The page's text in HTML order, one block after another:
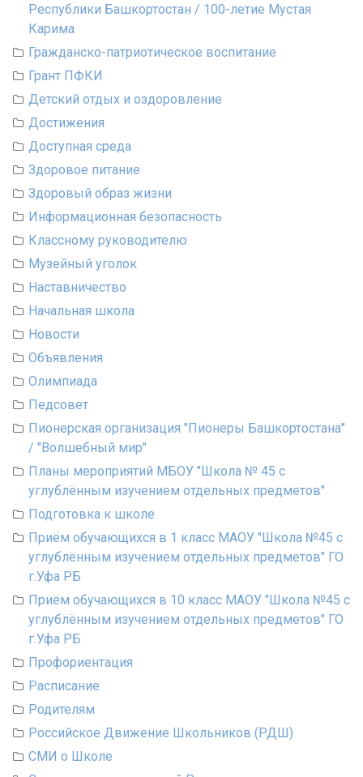
Республики Башкортостан / 100-летие Мустая
Карима
Гражданско-патриотическое воспитание
Грант ПФКИ
Детский отдых и оздоровление
Достижения
Доступная среда
Здоровое питание
Здоровый образ жизни
Информационная безопасность
Классному руководителю
Музейный уголок
Наставничество
Начальная школа
Новости
Объявления
Олимпиада
Педсовет
Пионерская организация "Пионеры Башкортостана"
/ "Волшебный мир"
Планы мероприятий МБОУ "Школа № 45 с
углублённым изучением отдельных предметов"
Подготовка к школе
Приём обучающихся в 1 класс МАОУ "Школа №45 с
углублённым изучением отдельных предметов" ГО
г.Уфа РБ
Приём обучающихся в 10 класс МАОУ "Школа №45 с
углублённым изучением отдельных предметов" ГО
г.Уфа РБ
Профориентация
Расписание
Родителям
Российское Движение Школьников (РДШ)
СМИ о Школе